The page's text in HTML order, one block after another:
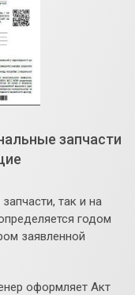
запчасти
так и на
годом
заявленной
оформляет Акт